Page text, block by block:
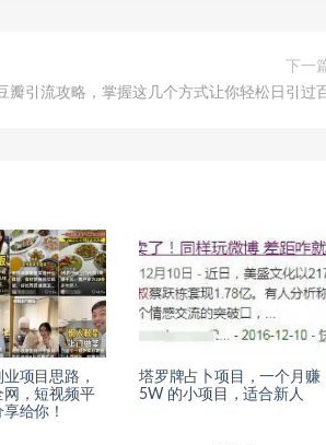
下一
瓣引流攻略，掌握这几个方式让你轻松日引过
项目思路，
网，短视频平
给你！
塔罗牌占卜项目，一个月赚
5W 的小项目，适合新人